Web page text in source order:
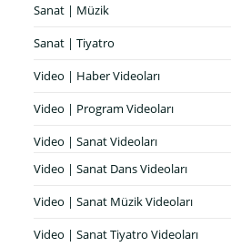
Sanat | Müzik
Sanat | Tiyatro
Video | Haber Videoları
Video | Program Videoları
Video | Sanat Videoları
Video | Sanat Dans Videoları
Video | Sanat Müzik Videoları
Video | Sanat Tiyatro Videoları